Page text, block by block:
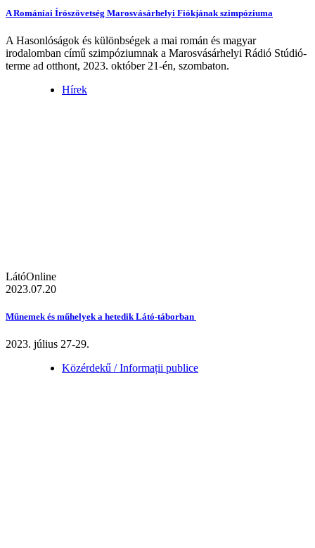
A Romániai Írószövetség Marosvásárhelyi Fiókjának szimpóziuma
A Hasonlóságok és különbségek a mai román és magyar
irodalomban című szimpóziumnak a Marosvásárhelyi Rádió Stúdió-
terme ad otthont, 2023. október 21-én, szombaton.
Hírek
LátóOnline
2023.07.20
Műnemek és műhelyek a hetedik Látó-táborban
2023. július 27-29.
Közérdekű / Informații publice